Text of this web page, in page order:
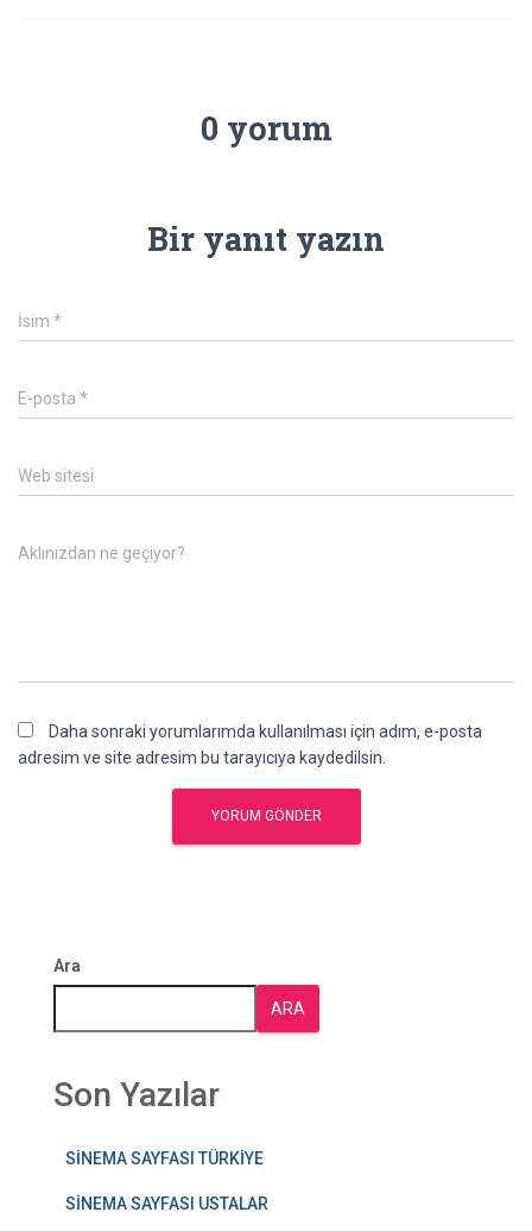
0 yorum
Bir yanıt yazın
İsim *
E-posta *
Web sitesi
Aklınızdan ne geçiyor?
Daha sonraki yorumlarımda kullanılması için adım, e-posta
adresim ve site adresim bu tarayıcıya kaydedilsin.
Ara
ARA
Son Yazılar
SİNEMA SAYFASI TÜRKİYE
SİNEMA SAYFASI USTALAR